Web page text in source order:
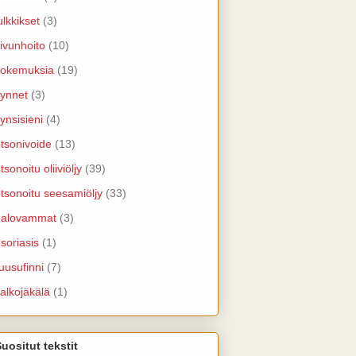
(3)
(10)
(19)
(3)
(4)
(13)
oliiviöljy (39)
seesamiöljy (33)
(3)
(1)
(7)
(1)
tekstit